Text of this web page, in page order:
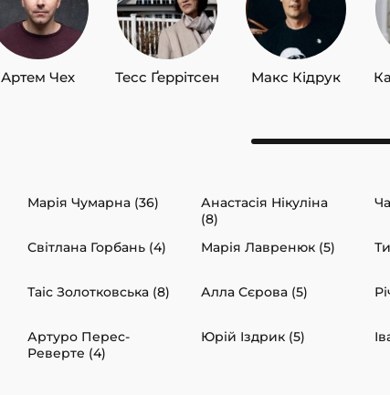
Артем Чех Тесс Ґеррітсен Макс Кідрук
Марія Чумарна (36)
Анастасія Нікуліна
(8)
Світлана Горбань (4) Марія Лавренюк (5)
Таіс Золотковська (8) Алла Сєрова (5)
Артуро Перес-
Реверте (4)
Юрій Іздрик (5)